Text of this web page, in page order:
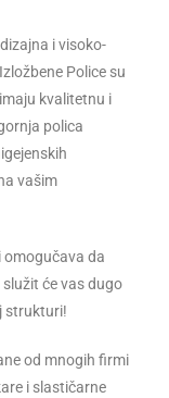
i visoko-
Police su
kvalitetnu i
polica
vašim
omogučava da
će vas dugo
strukturi!
od mnogih firmi
i slastičarne